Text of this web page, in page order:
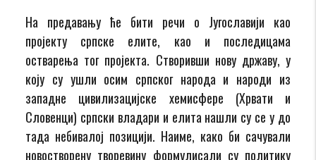
На предавању ће бити речи о Југославији као
пројекту српске елите, као и последицама
остварења тог пројекта. Створивши нову државу, у
коју су ушли осим српског народа и народи из
западне цивилизацијске хемисфере (Хрвати и
Словенци) српски владари и елита нашли су се у до
тада небивалој позицији. Наиме, како би сачували
новостворену творевину формулисали су политику